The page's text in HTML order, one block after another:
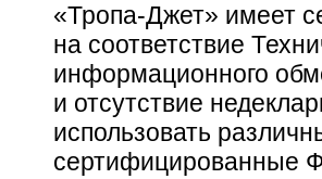
«Тропа-Джет» имеет
на соответствие
информационного
и отсутствие
использовать
сертифицированные